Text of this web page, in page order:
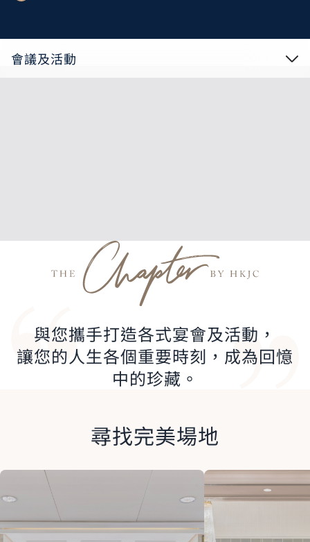
會議及活動
與您攜手打造各式宴會及活動，
讓您的人生各個重要時刻，成為回憶
中的珍藏。
尋找完美場地